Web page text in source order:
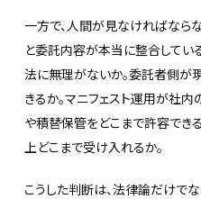
一方で、人間が見なければなら
と委託内容が本当に整合してい
法に無理がないか。委託者側
きるか。マニフェスト運用が社
や積替保管をどこまで許容でき
上どこまで受け入れるか。
こうした判断は、法律論だけで